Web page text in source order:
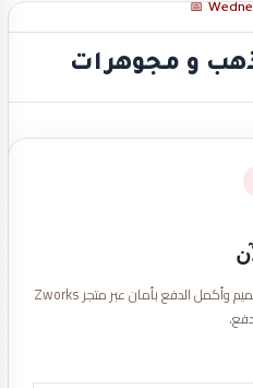
و مجوهرات
عبّئ بيانات مشروعك لحساب تكلفة التصميم وأكمل الدفع بأمان عبر متجر Zworks